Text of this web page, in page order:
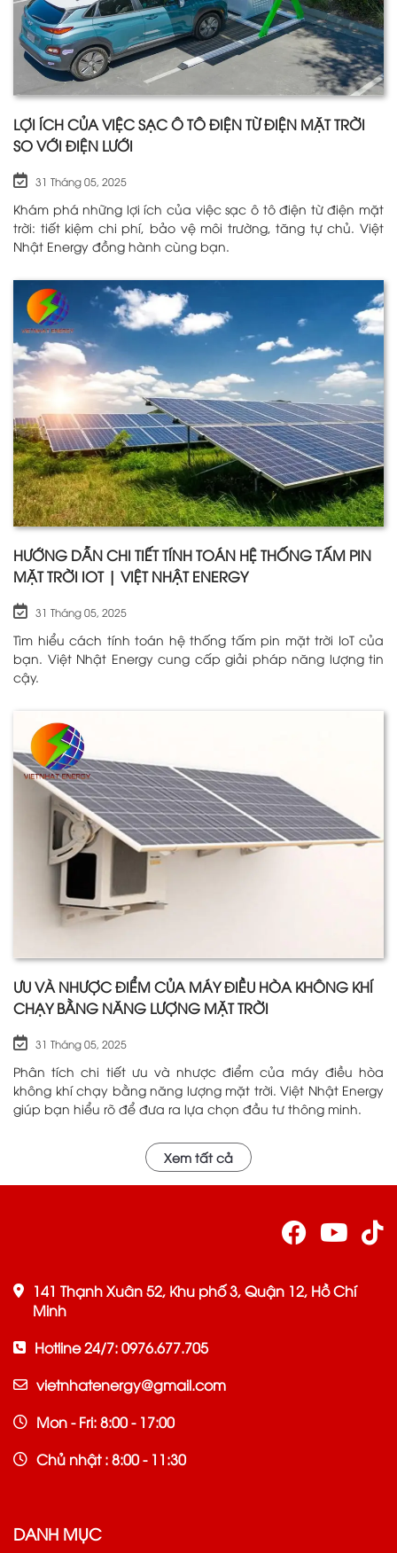
LỢI ÍCH CỦA VIỆC SẠC Ô TÔ ĐIỆN TỪ ĐIỆN MẶT TRỜI
SO VỚI ĐIỆN LƯỚI
31 Tháng 05, 2025
Khám phá những lợi ích của việc sạc ô tô điện từ điện mặt
trời: tiết kiệm chi phí, bảo vệ môi trường, tăng tự chủ. Việt
Nhật Energy đồng hành cùng bạn.
HƯỚNG DẪN CHI TIẾT TÍNH TOÁN HỆ THỐNG TẤM PIN
MẶT TRỜI IOT | VIỆT NHẬT ENERGY
31 Tháng 05, 2025
Tìm hiểu cách tính toán hệ thống tấm pin mặt trời IoT của
bạn. Việt Nhật Energy cung cấp giải pháp năng lượng tin
cậy.
ƯU VÀ NHƯỢC ĐIỂM CỦA MÁY ĐIỀU HÒA KHÔNG KHÍ
CHẠY BẰNG NĂNG LƯỢNG MẶT TRỜI
31 Tháng 05, 2025
Phân tích chi tiết ưu và nhược điểm của máy điều hòa
không khí chạy bằng năng lượng mặt trời. Việt Nhật Energy
giúp bạn hiểu rõ để đưa ra lựa chọn đầu tư thông minh.
Xem tất cả
141 Thạnh Xuân 52, Khu phố 3, Quận 12, Hồ Chí
Minh
Hotline 24/7: 0976.677.705
vietnhatenergy@gmail.com
Mon - Fri: 8:00 - 17:00
Chủ nhật : 8:00 - 11:30
DANH MỤC